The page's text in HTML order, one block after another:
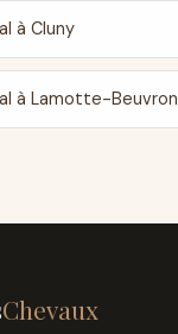
à Cluny
à Lamotte-Beuvron
Chevaux